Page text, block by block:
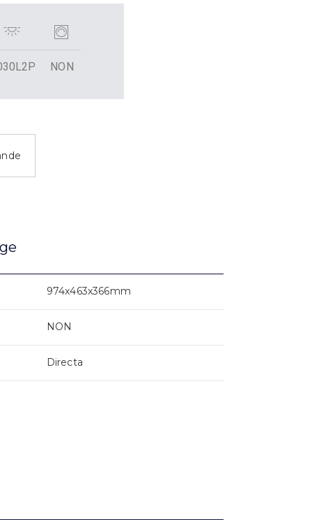
NON
974x463x366mm
NON
Directa